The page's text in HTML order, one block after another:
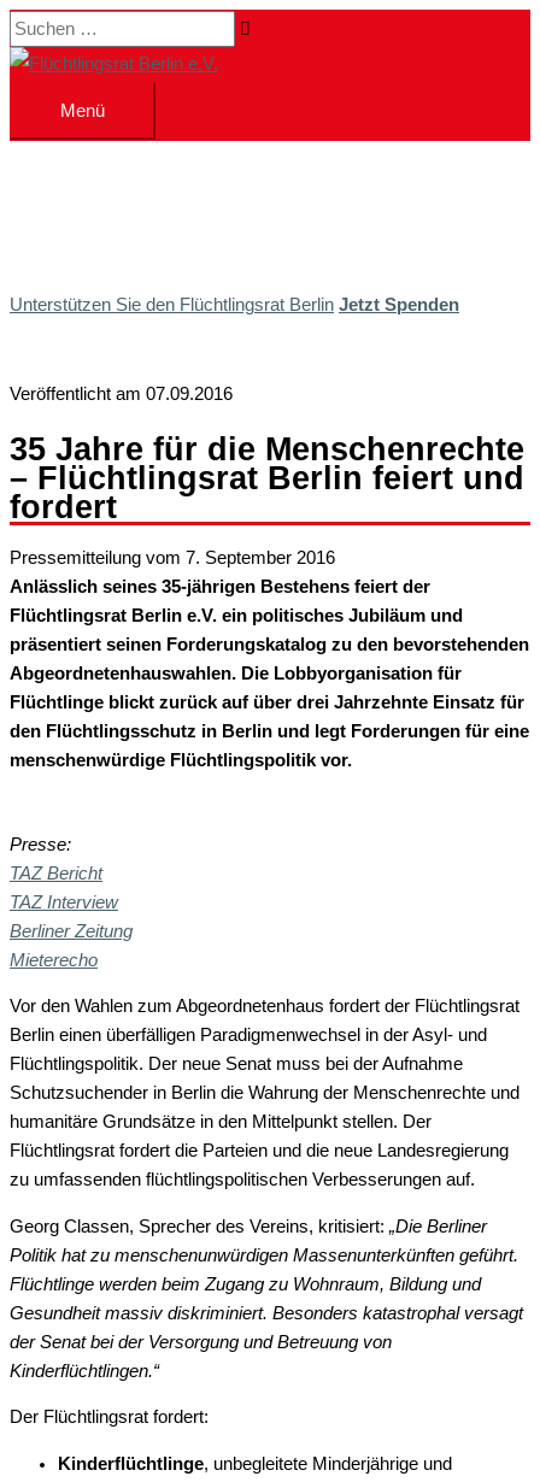
Zum
Inhalt
Suchen …
Menü
Menü
Unterstützen Sie den Flüchtlingsrat Berlin Jetzt Spenden
Veröffentlicht am 07.09.2016
35 Jahre für die Menschenrechte
– Flüchtlingsrat Berlin feiert und
fordert
Pressemitteilung vom 7. September 2016
Anlässlich seines 35-jährigen Bestehens feiert der
Flüchtlingsrat Berlin e.V. ein politisches Jubiläum und
präsentiert seinen Forderungskatalog zu den bevorstehenden
Abgeordnetenhauswahlen. Die Lobbyorganisation für
Flüchtlinge blickt zurück auf über drei Jahrzehnte Einsatz für
den Flüchtlingsschutz in Berlin und legt Forderungen für eine
menschenwürdige Flüchtlingspolitik vor.
Presse:
TAZ Bericht
TAZ Interview
Berliner Zeitung
Mieterecho
Vor den Wahlen zum Abgeordnetenhaus fordert der Flüchtlingsrat
Berlin einen überfälligen Paradigmenwechsel in der Asyl- und
Flüchtlingspolitik. Der neue Senat muss bei der Aufnahme
Schutzsuchender in Berlin die Wahrung der Menschenrechte und
humanitäre Grundsätze in den Mittelpunkt stellen. Der
Flüchtlingsrat fordert die Parteien und die neue Landesregierung
zu umfassenden flüchtlingspolitischen Verbesserungen auf.
Georg Classen, Sprecher des Vereins, kritisiert: „Die Berliner
Politik hat zu menschenunwürdigen Massenunterkünften geführt.
Flüchtlinge werden beim Zugang zu Wohnraum, Bildung und
Gesundheit massiv diskriminiert. Besonders katastrophal versagt
der Senat bei der Versorgung und Betreuung von
Kinderflüchtlingen.“
Der Flüchtlingsrat fordert:
Kinderflüchtlinge, unbegleitete Minderjährige und